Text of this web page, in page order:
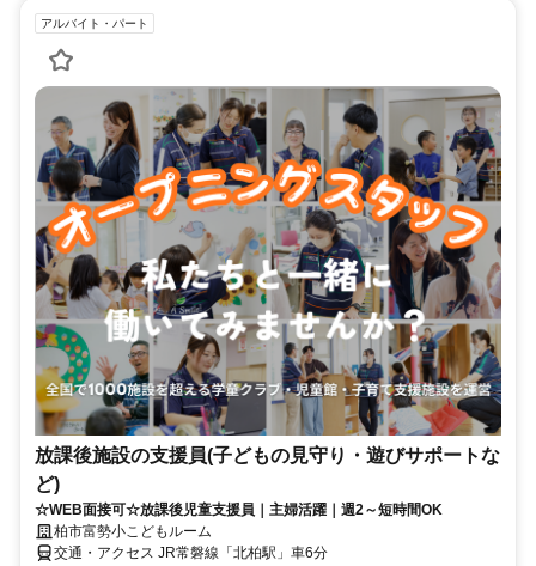
アルバイト・パート
放課後施設の支援員(子どもの見守り・遊びサポートな
ど)
☆WEB面接可☆放課後児童支援員｜主婦活躍｜週2～短時間OK
柏市富勢小こどもルーム
交通・アクセス JR常磐線「北柏駅」車6分